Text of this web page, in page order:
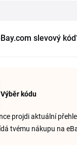
slevový
Výběr kódu
projdi aktuální
tvému nákupu na